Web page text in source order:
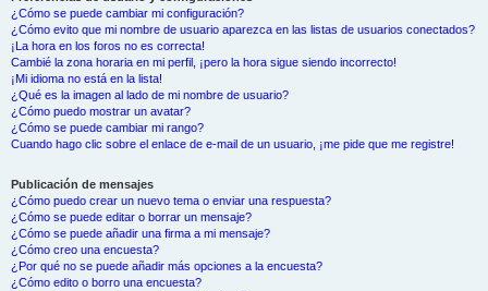
¿Cómo se puede cambiar mi configuración?
¿Cómo evito que mi nombre de usuario aparezca en las listas de usuarios conectados?
¡La hora en los foros no es correcta!
Cambié la zona horaria en mi perfil, ¡pero la hora sigue siendo incorrecto!
¡Mi idioma no está en la lista!
¿Qué es la imagen al lado de mi nombre de usuario?
¿Cómo puedo mostrar un avatar?
¿Cómo se puede cambiar mi rango?
Cuando hago clic sobre el enlace de e-mail de un usuario, ¡me pide que me registre!
Publicación de mensajes
¿Cómo puedo crear un nuevo tema o enviar una respuesta?
¿Cómo se puede editar o borrar un mensaje?
¿Cómo se puede añadir una firma a mi mensaje?
¿Cómo creo una encuesta?
¿Por qué no se puede añadir más opciones a la encuesta?
¿Cómo edito o borro una encuesta?